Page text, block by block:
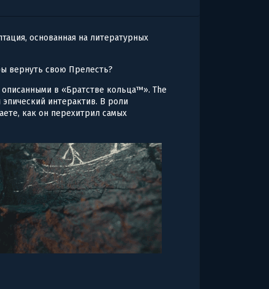
основанная на литературных
вернуть свою Прелесть?
в «Братстве кольца™». The
интерактив. В роли
как он перехитрил самых